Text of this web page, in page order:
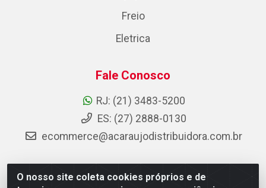
O nosso site coleta cookies próprios e de
Freio
Eletrica
Fale Conosco
RJ: (21) 3483-5200
ES: (27) 2888-0130
ecommerce@acaraujodistribuidora.com.br
AC Araujo Distribuidora - Rua Carneiro de Campos, 42 -